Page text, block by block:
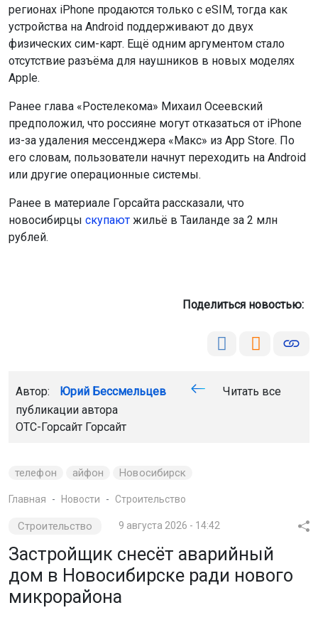
регионах iPhone продаются только с eSIM, тогда как
устройства на Android поддерживают до двух
физических сим-карт. Ещё одним аргументом стало
отсутствие разъёма для наушников в новых моделях
Apple.
Ранее глава «Ростелекома» Михаил Осеевский
предположил, что россияне могут отказаться от iPhone
из-за удаления мессенджера «Макс» из App Store. По
его словам, пользователи начнут переходить на Android
или другие операционные системы.
Ранее в материале Горсайта рассказали, что
новосибирцы скупают жильё в Таиланде за 2 млн
рублей.
Поделиться новостью:
Автор: Юрий Бессмельцев
Читать все
публикации автора
ОТС-Горсайт Горсайт
телефон айфон Новосибирск
Главная Новости Строительство
Строительство 9 августа 2026 - 14:42
Застройщик снесёт аварийный
дом в Новосибирске ради нового
микрорайона